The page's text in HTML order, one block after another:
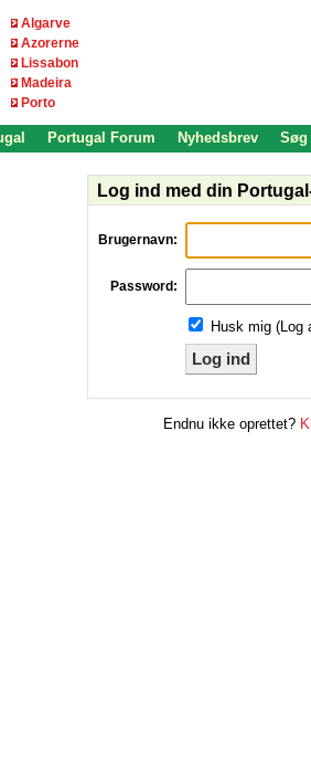
Algarve
Azorerne
Lissabon
Madeira
Porto
Portugal Forum Nyhedsbrev Søg
Log ind med din
Brugernavn:
Password:
Husk mig (Log
Log ind
Endnu ikke oprettet?